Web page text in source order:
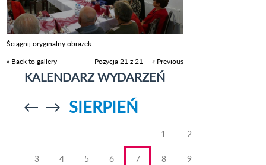
Ściągnij oryginalny obrazek
« Back to gallery
Pozycja 21 z 21 « Previous
KALENDARZ WYDARZEŃ
Przejdź doPrzejdź do
SIERPIEŃ
1 2
3 4 5 6 7 8 9